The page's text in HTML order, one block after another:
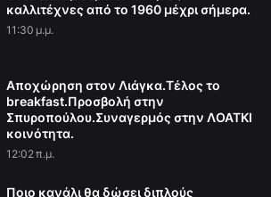
καλλιτέχνες από το 1960 μέχρι σήμερα.
11:30 μ.μ.
Αποχώρηση στον Λιάγκα.Τέλος το
breakfast.Προσβολή στην
Σπυροπούλου.Συναγερμός στην ΛΟΑΤΚΙ
κοινότητα.
12:02 π.μ.
Ποιο κανάλι θα δώσει διπλούς